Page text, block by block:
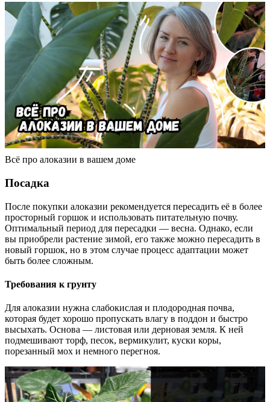
Всё про алоказии в вашем доме
Посадка
После покупки алоказии рекомендуется пересадить её в более
просторный горшок и использовать питательную почву.
Оптимальный период для пересадки — весна. Однако, если
вы приобрели растение зимой, его также можно пересадить в
новый горшок, но в этом случае процесс адаптации может
быть более сложным.
Требования к грунту
Для алоказии нужна слабокислая и плодородная почва,
которая будет хорошо пропускать влагу в поддон и быстро
высыхать. Основа — листовая или дерновая земля. К ней
подмешивают торф, песок, вермикулит, куски коры,
порезанный мох и немного перегноя.